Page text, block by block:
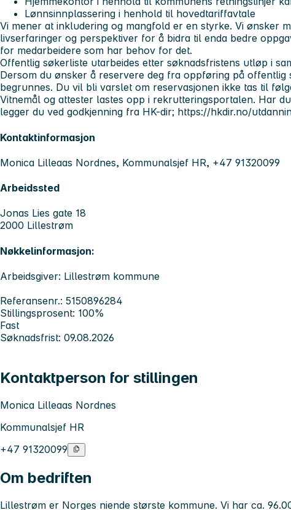
Lønnsinnplassering i henhold til hovedtariffavtale
Vi mener at inkludering og mangfold er en styrke. Vi ønsker
livserfaringer og perspektiver for å bidra til enda bedre
for medarbeidere som har behov for det.
Offentlig søkerliste utarbeides etter søknadsfristens utløp i
Dersom du ønsker å reservere deg fra oppføring på offentlig
begrunnes. Du vil bli varslet om reservasjonen ikke tas til
Vitnemål og attester lastes opp i rekrutteringsportalen. Har
legger du ved godkjenning fra HK-dir; https://hkdir.no/
Kontaktinformasjon
Monica Lilleaas Nordnes, Kommunalsjef HR, +47 91320099
Arbeidssted
Jonas Lies gate 18
2000 Lillestrøm
Nøkkelinformasjon:
Arbeidsgiver: Lillestrøm kommune
Referansenr.: 5150896284
Stillingsprosent: 100%
Fast
Søknadsfrist: 09.08.2026
Kontaktperson for stillingen
Monica Lilleaas Nordnes
Kommunalsjef HR
+47 91320099
Om bedriften
Lillestrøm er Norges niende største kommune. Vi har ca.